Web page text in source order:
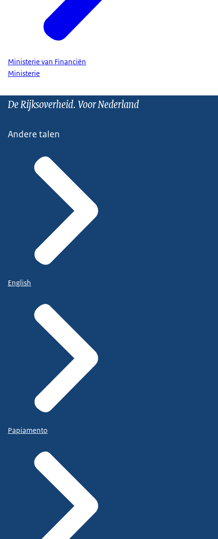
Ministerie van Financiën
Ministerie
De Rijksoverheid. Voor Nederland
Andere talen
English
Papiamento